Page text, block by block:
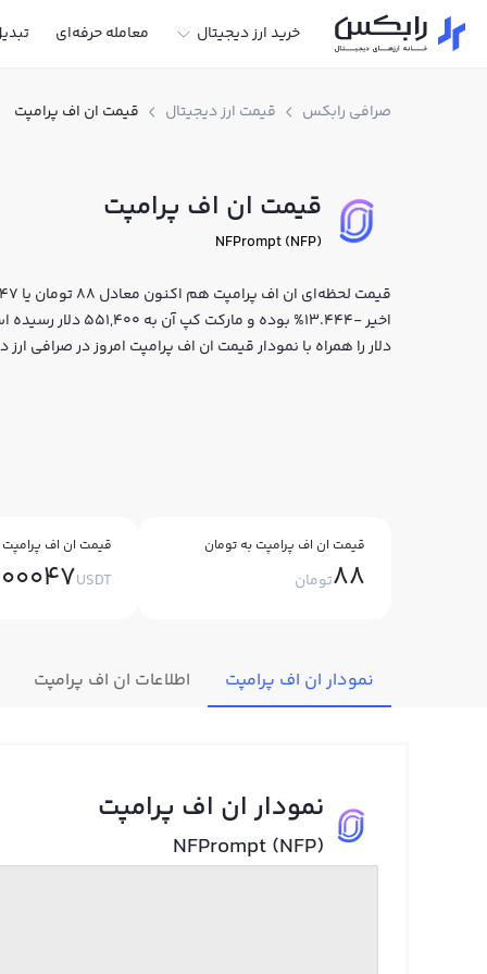
خرید ارز دیجیتال معامله حرفه‌ای
صرافی رابکس قیمت ارز دیجیتال قیمت ان اف پرامپت
قیمت ان اف پرامپت
NFPrompt (NFP)
اخیر -13.444%
دلار را همراه با نمودار قیمت ان اف پرامپت امروز در صرافی
قیمت ان اف پرامپت به تومان
88تومان
قیمت ان اف پرامپت
USDT
نمودار ان اف پرامپت اطلاعات ان اف پرامپت
نمودار ان اف پرامپت
NFPrompt (NFP)